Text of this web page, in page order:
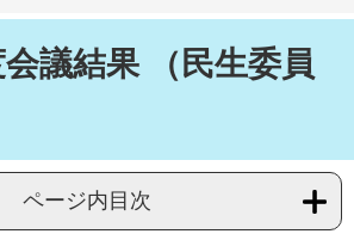
議結果 （民生委員
ページ内目次